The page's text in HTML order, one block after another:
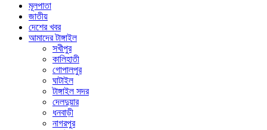
মূলপাতা
জাতীয়
দেশের খবর
আমাদের টাঙ্গাইল
সখীপুর
কালিহাতী
গোপালপুর
ঘাটাইল
টাঙ্গাইল সদর
দেলদুয়ার
ধনবাড়ী
নাগরপুর